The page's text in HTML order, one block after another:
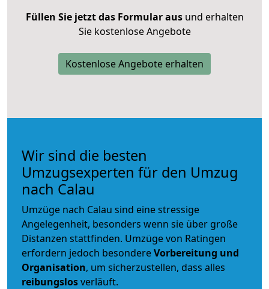
Füllen Sie jetzt das Formular ausund erhalten
Sie kostenlose Angebote
Kostenlose Angebote erhalten
Wir sind die besten
Umzugsexperten für den Umzug
nach Calau
Umzüge nach Calau sind eine stressige
Angelegenheit, besonders wenn sie über große
Distanzen stattfinden. Umzüge von Ratingen
erfordern jedoch besondereVorbereitung und
Organisation, um sicherzustellen, dass alles
reibungslosverläuft.